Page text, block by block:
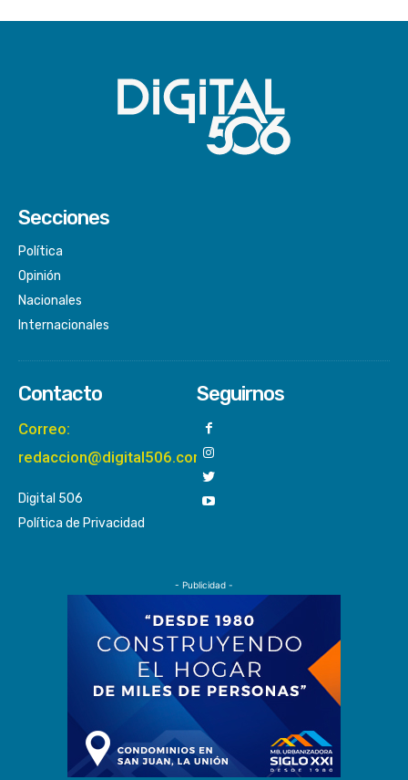
Secciones
Política
Opinión
Nacionales
Internacionales
Contacto
Correo:
redaccion@digital506.com
Digital 506
Política de Privacidad
Seguirnos
- Publicidad -